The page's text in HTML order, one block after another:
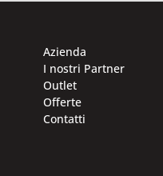
Azienda
I nostri Partner
Outlet
Offerte
Contatti